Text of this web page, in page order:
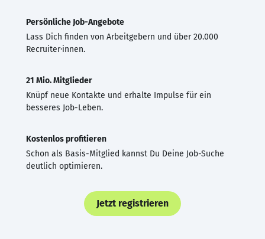
Persönliche Job-Angebote
Lass Dich finden von Arbeitgebern und über 20.000
Recruiter·innen.
21 Mio. Mitglieder
Knüpf neue Kontakte und erhalte Impulse für ein
besseres Job-Leben.
Kostenlos profitieren
Schon als Basis-Mitglied kannst Du Deine Job-Suche
deutlich optimieren.
Jetzt registrieren